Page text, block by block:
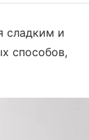
сладким и
способов,